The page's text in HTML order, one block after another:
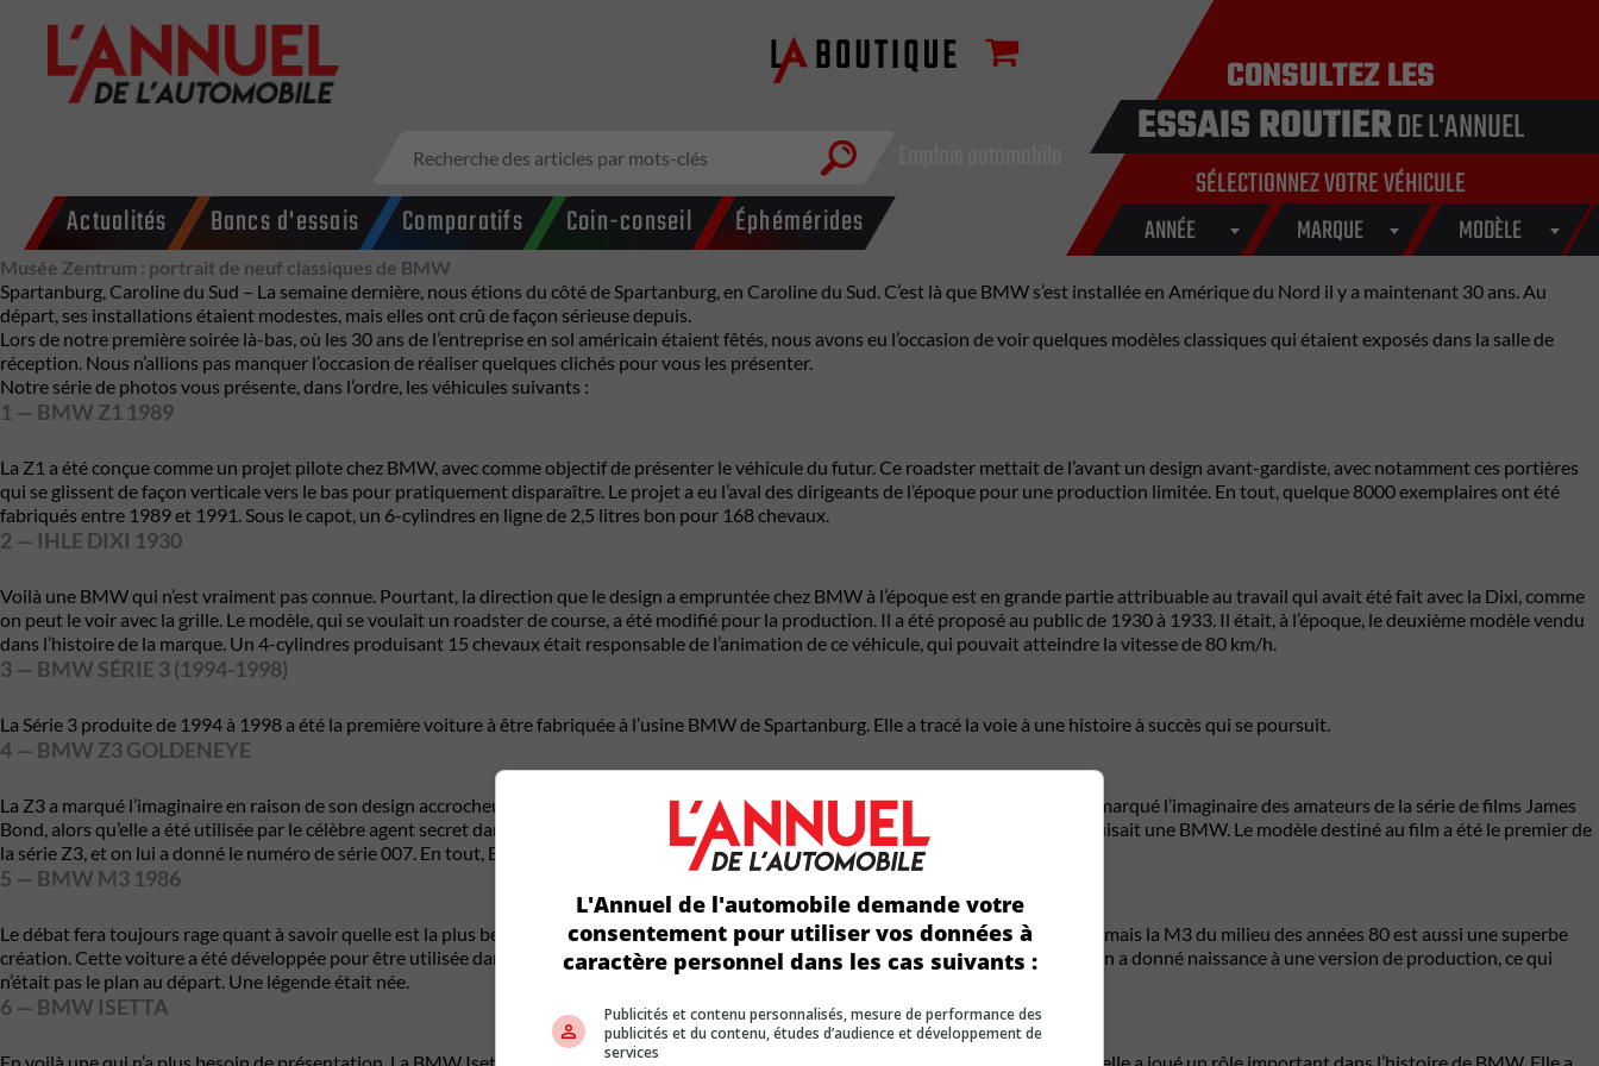
Actualités Bancs d'essais Comparatifs Coin-conseil Éphémérides
CONSULTEZ LES
ESSAIS ROUTIERDE L'ANNUEL
SÉLECTIONNEZ VOTRE VÉHICULE
ANNÉE MARQUE MODÈLE
Musée Zentrum : portrait de neuf classiques de BMW
Spartanburg, Caroline du Sud – La semaine dernière, nous étions du côté de Spartanburg, en Caroline du Sud. C’est là que BMW s’est installée en Amérique du Nord il y a maintenant 30 ans. Au
départ, ses installations étaient modestes, mais elles ont crû de façon sérieuse depuis.
Lors de notre première soirée là-bas, où les 30 ans de l’entreprise en sol américain étaient fêtés, nous avons eu l’occasion de voir quelques modèles classiques qui étaient exposés dans la salle de
réception. Nous n’allions pas manquer l’occasion de réaliser quelques clichés pour vous les présenter.
Notre série de photos vous présente, dans l’ordre, les véhicules suivants :
1 — BMW Z1 1989
La Z1 a été conçue comme un projet pilote chez BMW, avec comme objectif de présenter le véhicule du futur. Ce roadster mettait de l’avant un design avant-gardiste, avec notamment ces portières
qui se glissent de façon verticale vers le bas pour pratiquement disparaître. Le projet a eu l’aval des dirigeants de l’époque pour une production limitée. En tout, quelque 8000 exemplaires ont été
fabriqués entre 1989 et 1991. Sous le capot, un 6-cylindres en ligne de 2,5 litres bon pour 168 chevaux.
2 — IHLE DIXI 1930
Voilà une BMW qui n’est vraiment pas connue. Pourtant, la direction que le design a empruntée chez BMW à l’époque est en grande partie attribuable au travail qui avait été fait avec la Dixi, comme
on peut le voir avec la grille. Le modèle, qui se voulait un roadster de course, a été modifié pour la production. Il a été proposé au public de 1930 à 1933. Il était, à l’époque, le deuxième modèle vendu
dans l’histoire de la marque. Un 4-cylindres produisant 15 chevaux était responsable de l’animation de ce véhicule, qui pouvait atteindre la vitesse de 80 km/h.
3 — BMW SÉRIE 3 (1994-1998)
La Série 3 produite de 1994 à 1998 a été la première voiture à être fabriquée à l’usine BMW de Spartanburg. Elle a tracé la voie à une histoire à succès qui se poursuit.
4 — BMW Z3 GOLDENEYE
La Z3 a marqué l’imaginaire en raison de son design accrocheur et du plaisir de conduire qu’elle a procuré à ses propriétaires. Elle a aussi marqué l’imaginaire des amateurs de la série de films James
Bond, alors qu’elle a été utilisée par le célèbre agent secret dans le volet GoldenEye. Il s’agissait de la première fois que James Bond conduisait une BMW. Le modèle destiné au film a été le premier de
la série Z3, et on lui a donné le numéro de série 007. En tout, BMW a produit 297 088 Z3 entre 1995 et 2002.
5 — BMW M3 1986
Le débat fera toujours rage quant à savoir quelle est la plus belle BMW de l’histoire. L’auteur de ces lignes aime bien la M5 des années 80, mais la M3 du milieu des années 80 est aussi une superbe
création. Cette voiture a été développée pour être utilisée dans les séries de courses de type Touring, mais la réaction du public a fait qu’on a donné naissance à une version de production, ce qui
n’était pas le plan au départ. Une légende était née.
6 — BMW ISETTA
L'Annuel de l'automobile demande votre
consentement pour utiliser vos données à
caractère personnel dans les cas suivants :
Publicités et contenu personnalisés, mesure de performance des
publicités et du contenu, études d’audience et développement de
services